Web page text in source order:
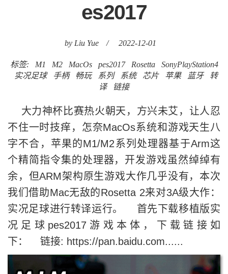
es2017
by Liu Yue / 2022-12-01
标签: M1 M2 MacOs pes2017 Rosetta
SonyPlayStation4
实况足球
手柄 畅玩 系列 系统 芯片 苹果 蓝牙
转
译
链接
大力神杯比赛热火朝天，方兴未艾，让人忍
不住一时技痒，怎奈MacOs系统和游戏天生八
字不合，苹果的M1/M2系列处理器基于Arm这
个精简指令集的处理器，开发游戏虽然绰绰有
余，但ARM架构原生游戏大作几乎没有，本次
我们借助Mac无敌的Rosetta 2来对3A级大作：
实况足球进行转译运行。 首先下载移植版实
况足球pes2017游戏本体，下载链接如
下： 链接: https://pan.baidu.com......